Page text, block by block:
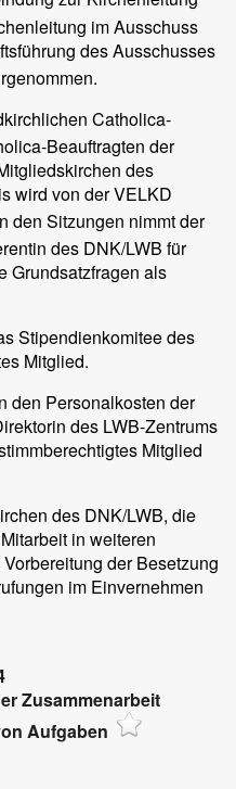
im Ausschuss
des Ausschusses
Catholica-
Beauftragten der
des
wird von der VELKD
den Sitzungen nimmt der
des DNK/LWB für
Grundsatzfragen als
Stipendienkomitee des
Mitglied.
den Personalkosten der
des LWB-Zentrums
Mitglied
des DNK/LWB, die
in weiteren
der Besetzung
im Einvernehmen
Zusammenarbeit
Aufgaben